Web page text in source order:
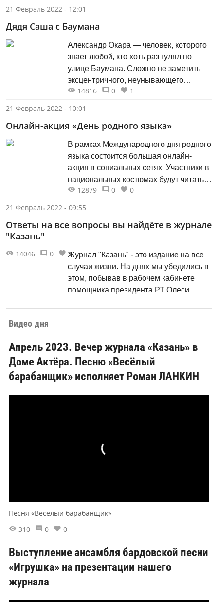
Видео дня
Апрель 2023. Вечер журнала «Казань» в
Доме Актёра. Песню «Весёлый
барабанщик» исполняет Роман ЛАНКИН
Песня «Веселый барабанщик»
310
0 0
Выступление ансамбля бардовской песни
«Игрушка» на презентации нашего
журнала
21 Февраль 2022 - 12:01
Дядя Саша с Баумана
Александр Окара — человек, которого
знает любой, кто хоть раз гулял по
улице Баумана. Сложно не заметить
эксцентричного, неунывающего
художника, который может встретиться
предлагаемых обстоятельствах.
14816 0
1
21 Февраль 2022 - 10:01
Онлайн-акция «День родного языка»
В рамках Международного дня родного
языка состоится большая онлайн-
акция в социальных сетях. Участники в
национальных костюмах будут читать
стихотворения (либо прозу) на своем
12879 0
0
21 Февраль 2022 - 09:55
Ответы на все вопросы вы найдёте в журнале
"Казань"
Журнал "Казань" - это издание на все
случаи жизни. На днях мы убедились в
этом, побывав в рабочем кабинете
помощника президента РТ Олеси
14046 0 1